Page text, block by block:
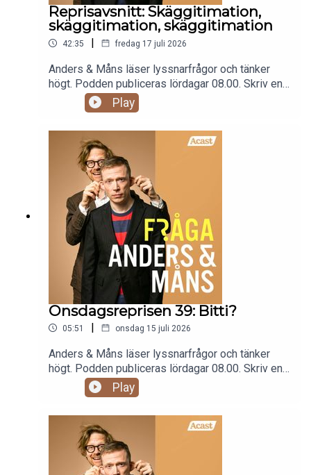
Reprisavsnitt: Skäggitimation,
skäggitimation, skäggitimation
42:35 | fredag 17 juli 2026
Anders & Måns läser lyssnarfrågor och tänker
högt. Podden publiceras lördagar 08.00. Skriv en
fråga till programmet:
fraga@andersochmans.se Prenumerera och slipp
Detta är en repris av avsnitt 179. Vi är snart
tillbaka med nya avsnitt.
Play
Onsdagsreprisen 39: Bitti?
05:51 | onsdag 15 juli 2026
Anders & Måns läser lyssnarfrågor och tänker
högt. Podden publiceras lördagar 08.00. Skriv en
fråga till programmet:
fraga@andersochmans.se Prenumerera och slipp
Play